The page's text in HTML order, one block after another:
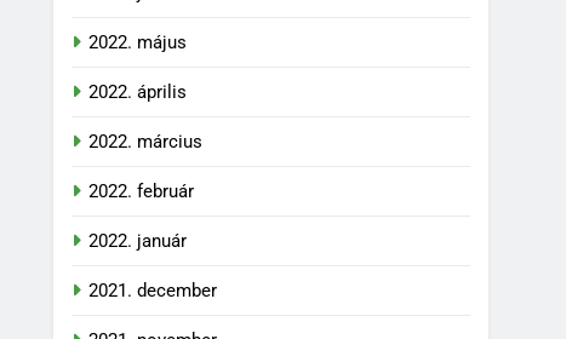
2022. május
2022. április
2022. március
2022. február
2022. január
2021. december